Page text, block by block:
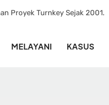
Proyek Turnkey Sejak 2001.
MELAYANI KASUS